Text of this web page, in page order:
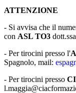
ATTENZIONE
- Si avvisa che il
con ASL TO3
- Per tirocini presso l'
Spagnolo, mail:
- Per tirocini presso